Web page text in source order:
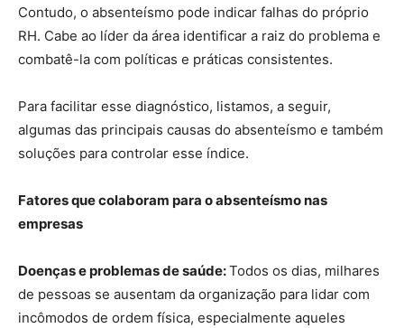
Contudo, o absenteísmo pode indicar falhas do próprio
RH. Cabe ao líder da área identificar a raiz do problema e
combatê-la com políticas e práticas consistentes.
Para facilitar esse diagnóstico, listamos, a seguir,
algumas das principais causas do absenteísmo e também
soluções para controlar esse índice.
Fatores que colaboram para o absenteísmo nas
empresas
Doenças e problemas de saúde:Todos os dias, milhares
de pessoas se ausentam da organização para lidar com
incômodos de ordem física, especialmente aqueles